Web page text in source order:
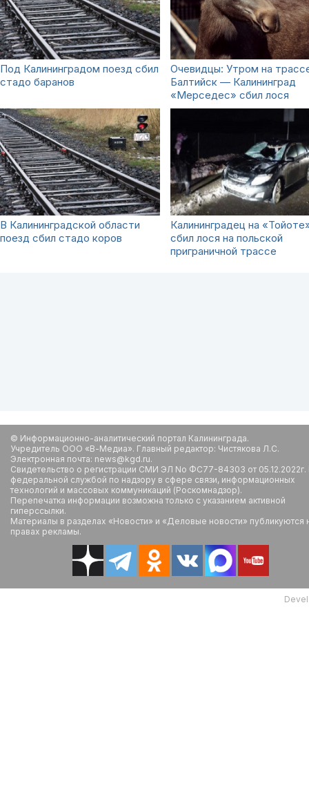
Под Калининградом поезд сбил
стадо баранов
Очевидцы: Утром на
Балтийск — Калининград
«Мерседес» сбил лося
В Калининградской области
поезд сбил стадо коров
Калининградец на
сбил лося на польской
приграничной трассе
© Информационно-аналитический портал Калининграда.
Учредитель ООО «В-Медиа». Главный редактор: Чистякова Л.С.
Электронная почта: news@kgd.ru.
Свидетельство о регистрации СМИ ЭЛ No ФС77-84303 от
федеральной службой по надзору в сфере связи, информационных
технологий и массовых коммуникаций (Роскомнадзор).
Перепечатка информации возможна только с указанием активной
гиперссылки.
Материалы в разделах «Новости» и «Деловые новости» публикуются
правах рекламы.